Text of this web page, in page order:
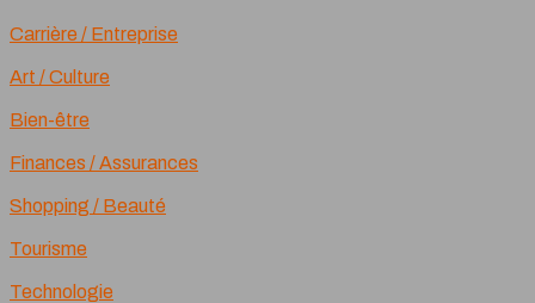
Carrière / Entreprise
Art / Culture
Bien-être
Finances / Assurances
Shopping / Beauté
Tourisme
Technologie